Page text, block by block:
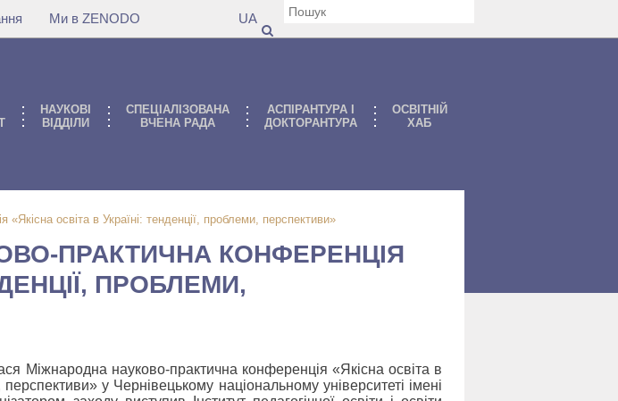
Ми в ZENODO UA
НАУКОВI
ВIДДIЛИ
СПЕЦІАЛІЗОВАНА
ВЧЕНА РАДА
АСПIРАНТУРА I
ДОКТОРАНТУРА
ОСВІТНІЙ
ХАБ
освіта в Україні: тенденції, проблеми, перспективи»
ПРАКТИЧНА КОНФЕРЕНЦІЯ
ПРОБЛЕМИ,
Міжнародна науково-практична конференція «Якісна освіта в
перспективи» у Чернівецькому національному університеті імені